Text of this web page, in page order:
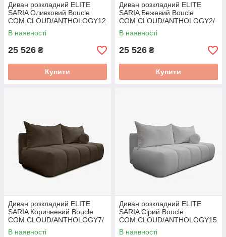
Диван розкладний ELITE
SARIA Оливковий Boucle
COM.CLOUD/ANTHOLOGY12
/SOF
В наявності
25 526 ₴
Купити
Диван розкладний ELITE
SARIA Бежевий Boucle
COM.CLOUD/ANTHOLOGY2/
SOF
В наявності
25 526 ₴
Купити
Диван розкладний ELITE
SARIA Коричневий Boucle
COM.CLOUD/ANTHOLOGY7/
SOF
В наявності
Диван розкладний ELITE
SARIA Сірий Boucle
COM.CLOUD/ANTHOLOGY15
/SOF
В наявності